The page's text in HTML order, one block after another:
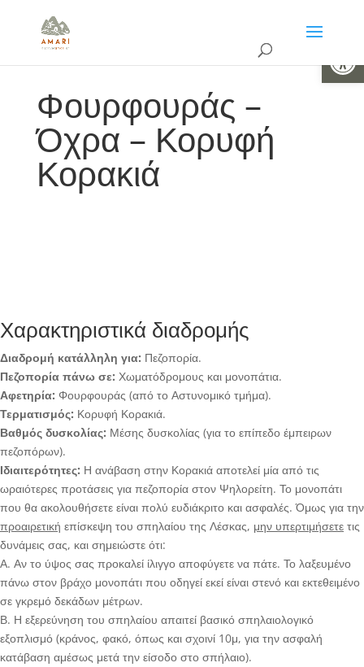
Φουρφουράς –
Όχρα – Κορυφή
Κορακιά
Χαρακτηριστικά διαδρομής
Διαδρομή κατάλληλη για: Πεζοπορία.
Πεζοπορία πάνω σε: Χωματόδρομους και μονοπάτια.
Αφετηρία: Φουρφουράς (από το Αστυνομικό τμήμα).
Τερματισμός: Κορυφή Κορακιά.
Βαθμός δυσκολίας: Μέσης δυσκολίας (για το επίπεδο έμπειρων
πεζοπόρων).
Ιδιαιτερότητες: Η ανάβαση στην Κορακιά αποτελεί μία από τις
ωραιότερες προτάσεις για πεζοπορία στον Ψηλορείτη. Το μονοπάτι
που θα ακολουθήσετε είναι πολύ ευδιάκριτο και ασφαλές. Όμως για την
προαιρετική επίσκεψη του σπηλαίου της Λέσκας, μην υπερτιμήσετε τις
δυνάμεις σας, και σημειώστε ότι:
Α. Αν το ύψος σας προκαλεί ίλιγγο αποφύγετε να πάτε. Το λαξευμένο
πάνω στον βράχο μονοπάτι που οδηγεί εκεί είναι στενό και εκτεθειμένο
σε γκρεμό δεκάδων μέτρων.
Β. Η εξερεύνηση του σπηλαίου απαιτεί βασικό σπηλαιολογικό
εξοπλισμό (κράνος, φακό, όπως και σχοινί 10μ, για την ασφαλή
κατάβαση αμέσως μετά την είσοδο στο σπήλαιο).